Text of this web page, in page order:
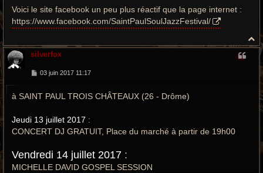
Voici le site facebook un peu plus réactif que la page internet :
https://www.facebook.com/SaintPaulSoulJazzFestival/
H
a
silverfox
M
s
e
03 juin 2017 11:17
à SAINT PAUL TROIS CHÂTEAUX (26 - Drôme)
Jeudi 13 juillet 2017 :
CONCERT DJ GRATUIT, Place du marché à partir de 19h00
Vendredi 14 juillet 2017 :
MICHELLE DAVID GOSPEL SESSION